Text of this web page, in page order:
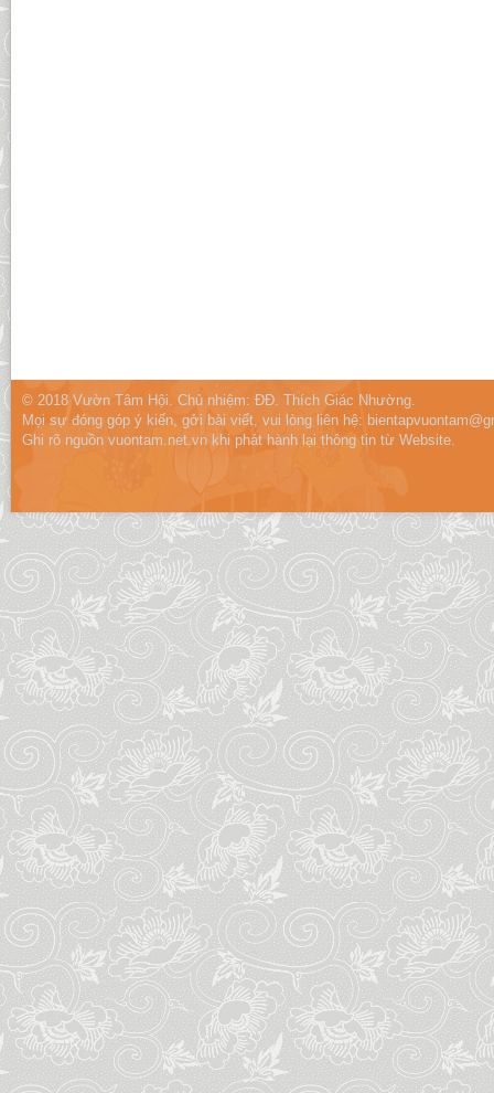
© 2018 Vườn Tâm Hội. Chủ nhiệm: ĐĐ. Thích Giác Nhường.
Mọi sự đóng góp ý kiến, gởi bài viết, vui lòng liên hệ:
Ghi rõ nguồn vuontam.net.vn khi phát hành lại thông tin từ Website.